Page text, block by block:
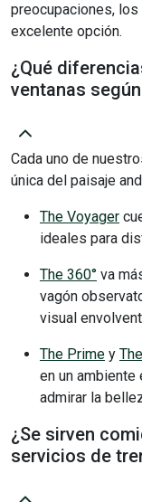
preocupaciones,
excelente opción.
¿Qué
ventanas
Cada uno de
única del paisaje
The Voyager
ideales para
The 360° va
vagón
visual
The Prime y
en un ambiente
admirar la
¿Se sirven
servicios de